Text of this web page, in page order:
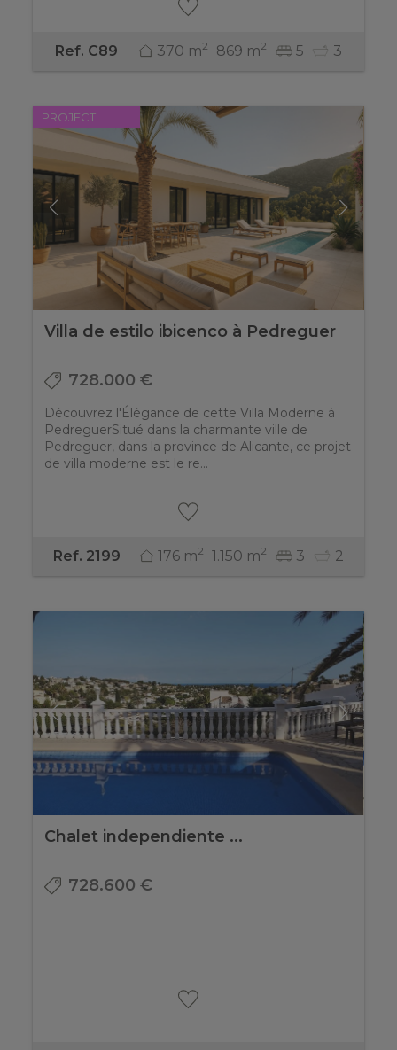
Ref. C89 370 m2 869 m2 5 3
PROJECT
Villa de estilo ibicenco à Pedreguer
728.000 €
Découvrez l'Élégance de cette Villa Moderne à
PedreguerSitué dans la charmante ville de
Pedreguer, dans la province de Alicante, ce projet
de villa moderne est le re...
Ref. 2199 176 m2 1.150 m2 3 2
Chalet independiente ...
728.600 €